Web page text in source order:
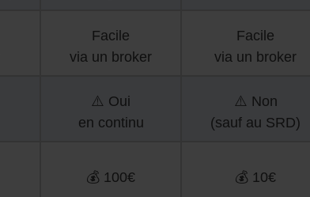
Facile
via un broker
Facile
via un broker
⚠️ Oui
en continu
⚠️ Non
(sauf au SRD)
💰 100€ 💰 10€